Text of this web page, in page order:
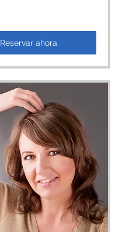
Reservar ahora